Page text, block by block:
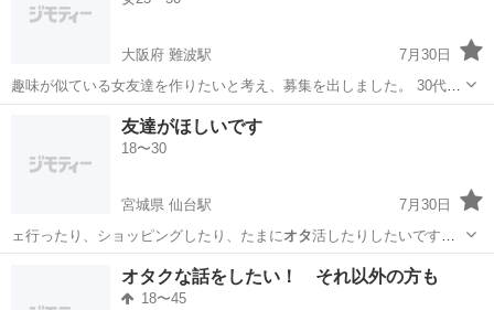
大阪府 難波駅
7月30日
趣味が似ている女友達を作りたいと考え、募集を出しました。 30代、
独身の女です。 平日は仕事をしています。在宅で仕事してるので、日
中に返信することもあるかもです 出不精、たまに推し活で出かけるこ
難波駅 その他
友達がほしいです
18〜30
宮城県 仙台駅
7月30日
ェ行ったり、ショッピングしたり、たまに オタ活したりしたいです。
ミセスが好きな方と…仙台駅 友達
オタクな話をしたい！ それ以外の方も
18〜45